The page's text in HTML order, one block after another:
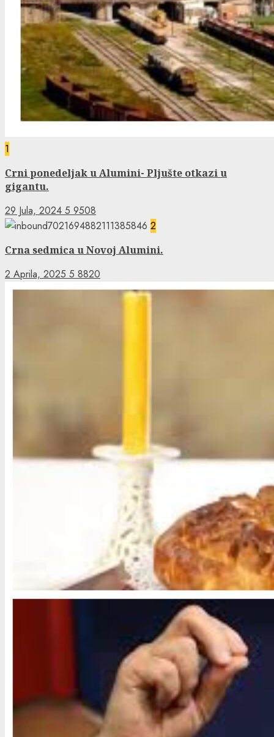
1
Crni ponedeljak u Alumini- Pljušte otkazi u
gigantu.
29 Jula, 2024 5 9508
2
Crna sedmica u Novoj Alumini.
2 Aprila, 2025 5 8820